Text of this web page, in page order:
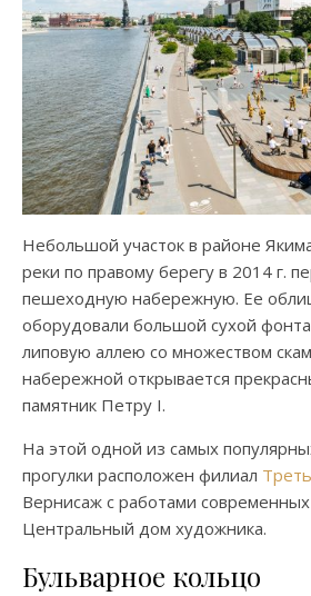
Небольшой участок в районе
реки по правому берегу в 2014 г.
пешеходную набережную. Ее
оборудовали большой сухой
липовую аллею со множеством
набережной открывается
памятник Петру I.
На этой одной из самых
прогулки расположен филиал
Вернисаж с работами
Центральный дом художника.
Бульварное кольцо